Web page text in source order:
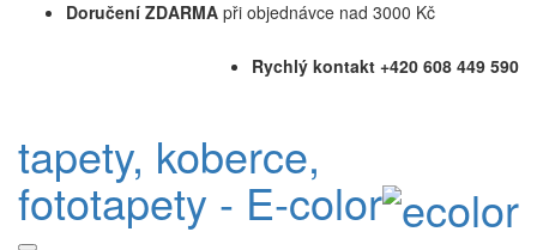
Doručení ZDARMA při objednávce nad 3000 Kč
Rychlý kontakt +420 608 449 590
tapety, koberce,
fototapety - E-color